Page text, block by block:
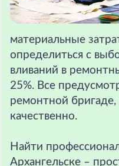
материальные
определиться с
вливаний в
25%. Все
ремонтной бригаде,
качественно.
Найти
Архангельске –